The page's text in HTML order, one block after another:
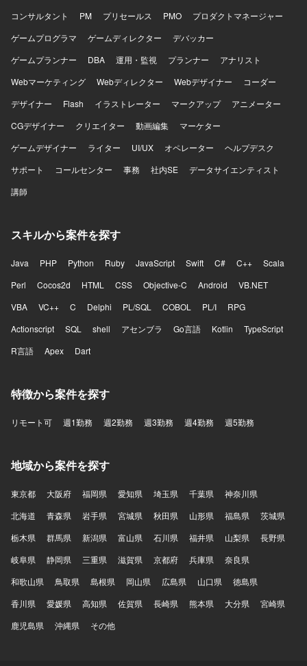
コンサルタント
PM プリセールス PMO
プロダクトマネージャー
ゲームプログラマ
ゲームディレクター
デバッカー
ゲームプランナー
DBA 運用・監視 プランナー
アナリスト
Webマーケティング
Webディレクター Webデザイナー
コーダー
デザイナー
Flash イラストレーター マークアップ
アニメーター
CGデザイナー
クリエイター 動画編集
マーケター
ゲームデザイナー
ライター UI/UX オペレーター
ヘルプデスク
サポート
コールセンター 事務 社内SE
データサイエンティスト
講師
スキルから案件を探す
Java PHP Python Ruby JavaScript Swift C# C++
Scala
Perl
Cocos2d HTML CSS Objective-C Android
VB.NET
VBA
VC++ C Delphi PL/SQL COBOL PL/I
RPG
Actionscript
SQL shell アセンブラ Go言語 Kotlin
TypeScript
R言語
Apex Dart
特徴から案件を探す
リモート可 週1勤務 週2勤務 週3勤務 週4勤務 週5勤務
地域から案件を探す
東京都 大阪府 福岡県 愛知県 埼玉県 千葉県
神奈川県
北海道
青森県 岩手県 宮城県 秋田県 山形県 福島県
茨城県
栃木県
群馬県 新潟県 富山県 石川県 福井県 山梨県
長野県
岐阜県
静岡県 三重県 滋賀県 京都府 兵庫県
奈良県
和歌山県
鳥取県 島根県 岡山県 広島県 山口県
徳島県
香川県
愛媛県 高知県 佐賀県 長崎県 熊本県 大分県
宮崎県
鹿児島県
沖縄県 その他